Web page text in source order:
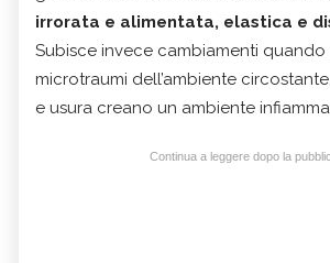
irrorata e alimentata, elastica e
Subisce invece cambiamenti
microtraumi dell’ambiente
e usura creano un ambiente
Continua a leggere dopo la